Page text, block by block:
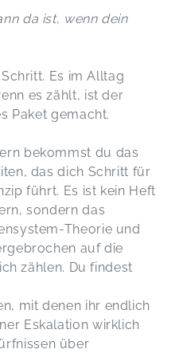
da ist, wenn dein
Es im Alltag
es zählt, ist der
Paket gemacht.
bekommst du das
das dich Schritt für
führt. Es ist kein Heft
sondern das
Theorie und
auf die
zählen. Du findest
mit denen ihr endlich
Eskalation wirklich
über